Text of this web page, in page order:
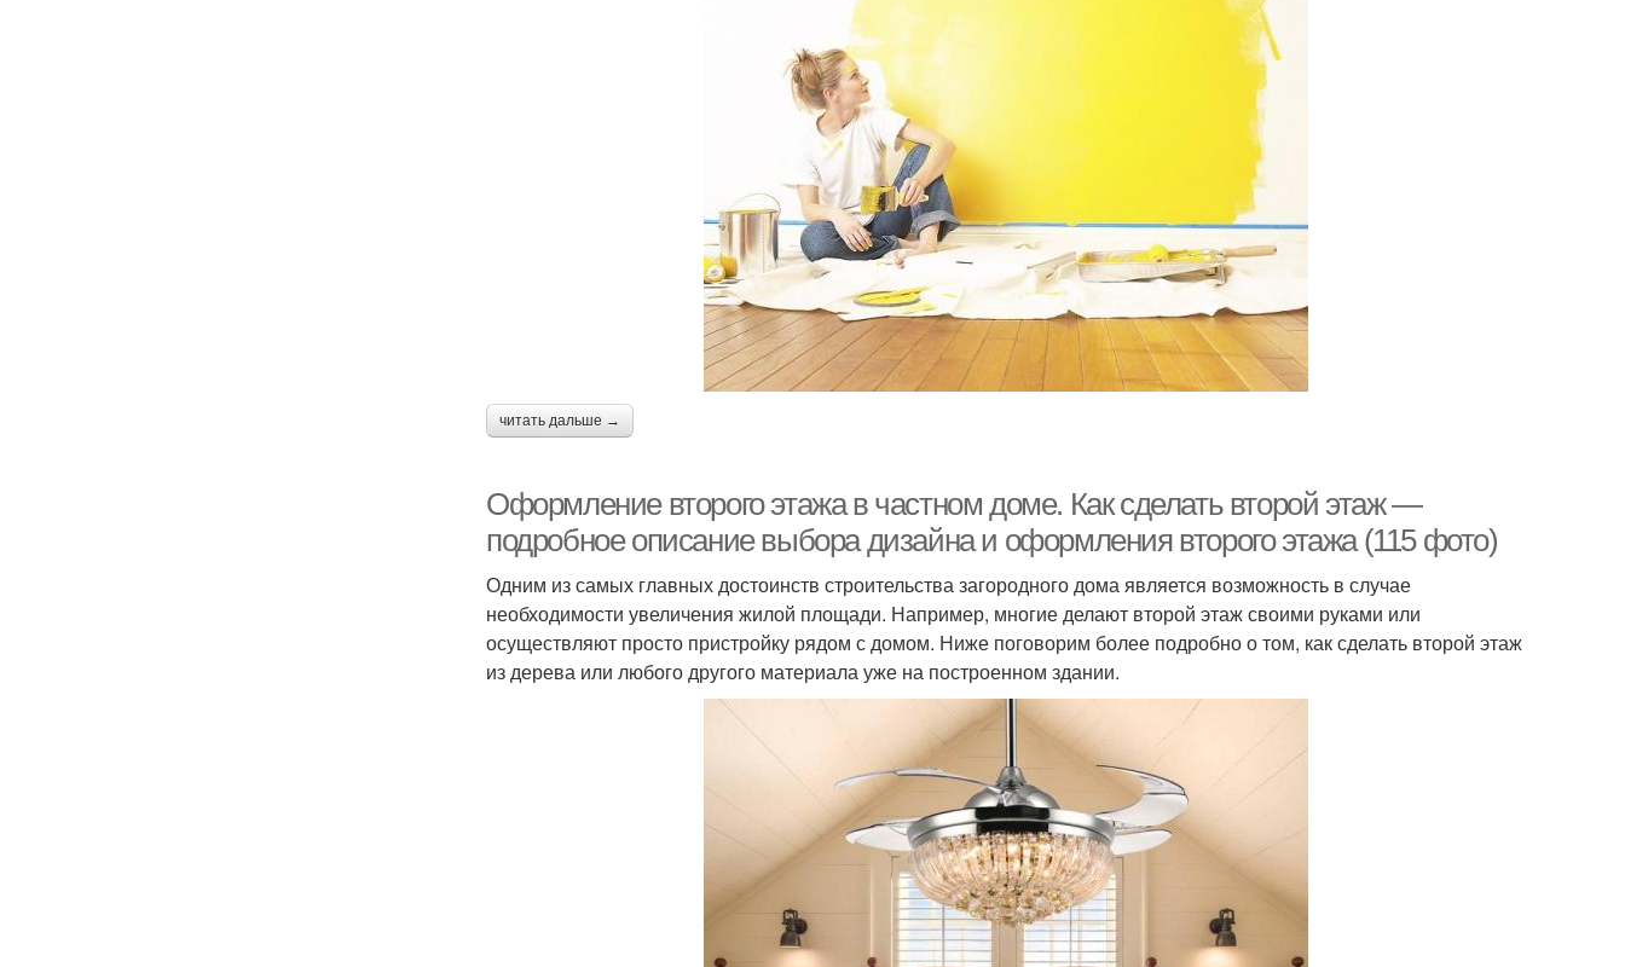
читать дальше →
Оформление второго этажа в частном доме. Как сделать второй этаж —
подробное описание выбора дизайна и оформления второго этажа (115 фото)
Одним из самых главных достоинств строительства загородного дома является возможность в случае
необходимости увеличения жилой площади. Например, многие делают второй этаж своими руками или
осуществляют просто пристройку рядом с домом. Ниже поговорим более подробно о том, как сделать второй этаж
из дерева или любого другого материала уже на построенном здании.